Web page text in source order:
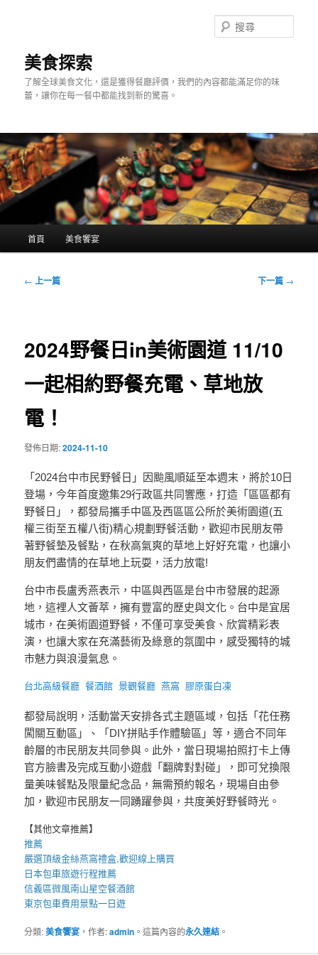
美食探索
了解全球美食文化，還是獲得餐廳評價，我們的內容都能滿足你的味
蕾，讓你在每一餐中都能找到新的驚喜。
尋
首頁 美食饗宴
文
← 上一篇 下一篇 →
2024野餐日in美術園道 11/10
一起相約野餐充電、草地放
電！
發佈日期:2024-11-10
「2024台中市民野餐日」因颱風順延至本週末，將於10日
登場，今年首度邀集29行政區共同響應，打造「區區都有
野餐日」，都發局攜手中區及西區區公所於美術園道(五
權三街至五權八街)精心規劃野餐活動，歡迎市民朋友帶
著野餐墊及餐點，在秋高氣爽的草地上好好充電，也讓小
朋友們盡情的在草地上玩耍，活力放電!
台中市長盧秀燕表示，中區與西區是台中市發展的起源
地，這裡人文薈萃，擁有豐富的歷史與文化。台中是宜居
城市，在美術園道野餐，不僅可享受美食、欣賞精彩表
演，也讓大家在充滿藝術及綠意的氛圍中，感受獨特的城
市魅力與浪漫氣息。
台北高級餐廳 餐酒館 景觀餐廳 燕窩 膠原蛋白凍
都發局說明，活動當天安排各式主題區域，包括「花任務
闖關互動區」、「DIY拼貼手作體驗區」等，適合不同年
齡層的市民朋友共同參與。此外，當日現場拍照打卡上傳
官方臉書及完成互動小遊戲「翻牌對對碰」，即可兌換限
量美味餐點及限量紀念品，無需預約報名，現場自由參
加，歡迎市民朋友一同踴躍參與，共度美好野餐時光。
【其他文章推薦】
推薦
嚴選頂級金絲燕窩禮盒,歡迎線上購買
日本包車旅遊行程推薦
信義區微風南山星空餐酒館
東京包車費用景點一日遊
分類:美食饗宴 ，作者:admin 。這篇內容的永久連結 。